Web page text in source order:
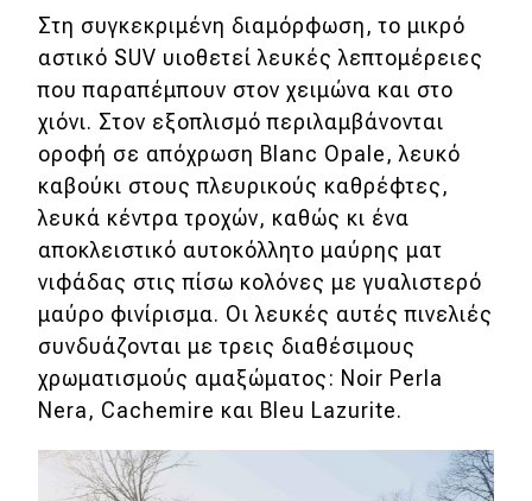
Τεχνολογία
Mobility
Σταθμοί φόρτισης
Classic
Νέα
Παρουσιάσεις
DRIVE Away
MOTO
Στη συγκεκριμένη διαμόρφωση, το μικρό
αστικό SUV υιοθετεί λευκές λεπτομέρειες
που παραπέμπουν στον χειμώνα και στο
χιόνι. Στον εξοπλισμό περιλαμβάνονται
οροφή σε απόχρωση Blanc Opale, λευκό
καβούκι στους πλευρικούς καθρέφτες,
λευκά κέντρα τροχών, καθώς κι ένα
αποκλειστικό αυτοκόλλητο μαύρης ματ
νιφάδας στις πίσω κολόνες με γυαλιστερό
μαύρο φινίρισμα. Οι λευκές αυτές πινελιές
συνδυάζονται με τρεις διαθέσιμους
χρωματισμούς αμαξώματος: Noir Perla
Nera, Cachemire και Bleu Lazurite.